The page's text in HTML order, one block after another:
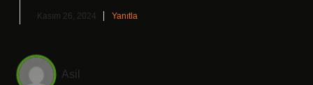
Kasım 26, 2024 Yanıtla
Asil